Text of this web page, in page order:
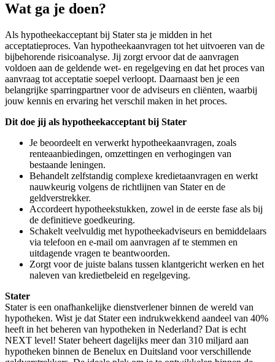
Wat ga je doen?
Als hypotheekacceptant bij Stater sta je midden in het
acceptatieproces. Van hypotheekaanvragen tot het uitvoeren van de
bijbehorende risicoanalyse. Jij zorgt ervoor dat de aanvragen
voldoen aan de geldende wet- en regelgeving en dat het proces van
aanvraag tot acceptatie soepel verloopt. Daarnaast ben je een
belangrijke sparringpartner voor de adviseurs en cliënten, waarbij
jouw kennis en ervaring het verschil maken in het proces.
Dit doe jij als hypotheekacceptant bij Stater
Je beoordeelt en verwerkt hypotheekaanvragen, zoals
renteaanbiedingen, omzettingen en verhogingen van
bestaande leningen.
Behandelt zelfstandig complexe kredietaanvragen en werkt
nauwkeurig volgens de richtlijnen van Stater en de
geldverstrekker.
Accordeert hypotheekstukken, zowel in de eerste fase als bij
de definitieve goedkeuring.
Schakelt veelvuldig met hypotheekadviseurs en bemiddelaars
via telefoon en e-mail om aanvragen af te stemmen en
uitdagende vragen te beantwoorden.
Zorgt voor de juiste balans tussen klantgericht werken en het
naleven van kredietbeleid en regelgeving.
Stater
Stater is een onafhankelijke dienstverlener binnen de wereld van
hypotheken. Wist je dat Stater een indrukwekkend aandeel van 40%
heeft in het beheren van hypotheken in Nederland? Dat is echt
NEXT level! Stater beheert dagelijks meer dan 310 miljard aan
hypotheken binnen de Benelux en Duitsland voor verschillende